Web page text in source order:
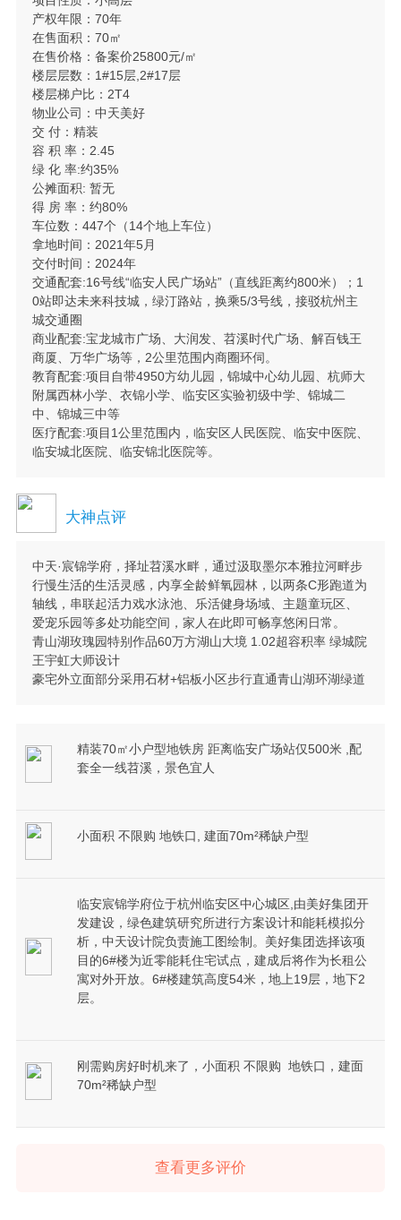
产权年限：70年
在售面积：70㎡
在售价格：备案价25800元/㎡
楼层层数：1#15层,2#17层
楼层梯户比：2T4
物业公司：中天美好
交 付：精装
容 积 率：2.45
绿 化 率:约35%
公摊面积: 暂无
得 房 率：约80%
车位数：447个（14个地上车位）
拿地时间：2021年5月
交付时间：2024年
交通配套:16号线“临安人民广场站”（直线距离约800米）；1
0站即达未来科技城，绿汀路站，换乘5/3号线，接驳杭州主
城交通圈
商业配套:宝龙城市广场、大润发、苕溪时代广场、解百钱王
商厦、万华广场等，2公里范围内商圈环伺。
教育配套:项目自带4950方幼儿园，锦城中心幼儿园、杭师大
附属西林小学、衣锦小学、临安区实验初级中学、锦城二
中、锦城三中等
医疗配套:项目1公里范围内，临安区人民医院、临安中医院、
临安城北医院、临安锦北医院等。
大神点评
中天·宸锦学府，择址苕溪水畔，通过汲取墨尔本雅拉河畔步
行慢生活的生活灵感，内享全龄鲜氧园林，以两条C形跑道为
轴线，串联起活力戏水泳池、乐活健身场域、主题童玩区、
爱宠乐园等多处功能空间，家人在此即可畅享悠闲日常。
青山湖玫瑰园特别作品60万方湖山大境 1.02超容积率 绿城院
王宇虹大师设计
豪宅外立面部分采用石材+铝板小区步行直通青山湖环湖绿道
精装70㎡小户型地铁房 距离临安广场站仅️️️500米 ,配
套全一线苕溪，景色宜人
小面积 不限购 地铁口, ️建面70m²稀缺户型
临安宸锦学府位于杭州临安区中心城区,由美好集团开
发建设，绿色建筑研究所进行方案设计和能耗模拟分
析，中天设计院负责施工图绘制。美好集团选择该项
目的6#楼为近零能耗住宅试点，建成后将作为长租公
寓对外开放。6#楼建筑高度54米，地上19层，地下2
层。
刚需购房好时机来了，小面积 不限购 地铁口，建面
70m²稀缺户型
查看更多评价